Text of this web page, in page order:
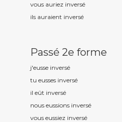
vous auriez inversé
ils auraient inversé
Passé 2e forme
j'eusse inversé
tu eusses inversé
il eût inversé
nous eussions inversé
vous eussiez inversé